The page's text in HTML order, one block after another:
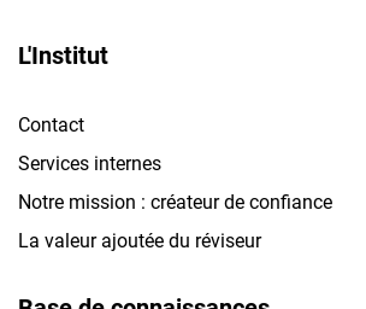
L'Institut
Contact
Services internes
Notre mission : créateur de confiance
La valeur ajoutée du réviseur